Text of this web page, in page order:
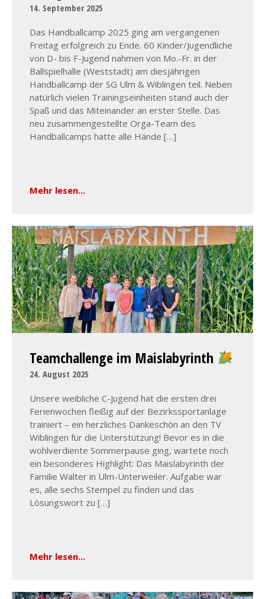
14. September 2025
Das Handballcamp 2025 ging am vergangenen
Freitag erfolgreich zu Ende. 60 Kinder/Jugendliche
von D- bis F-Jugend nahmen von Mo.-Fr. in der
Ballspielhalle (Weststadt) am diesjährigen
Handballcamp der SG Ulm & Wiblingen teil. Neben
natürlich vielen Trainingseinheiten stand auch der
Spaß und das Miteinander an erster Stelle. Das
neu zusammengestellte Orga-Team des
Handballcamps hatte alle Hände […]
Mehr lesen...
Teamchallenge im Maislabyrinth
24. August 2025
Unsere weibliche C-Jugend hat die ersten drei
Ferienwochen fleißig auf der Bezirkssportanlage
trainiert – ein herzliches Dankeschön an den TV
Wiblingen für die Unterstützung! Bevor es in die
wohlverdiente Sommerpause ging, wartete noch
ein besonderes Highlight: Das Maislabyrinth der
Familie Walter in Ulm-Unterweiler. Aufgabe war
es, alle sechs Stempel zu finden und das
Lösungswort zu […]
Mehr lesen...